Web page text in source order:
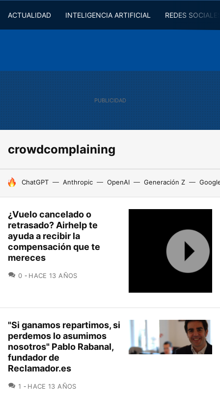
ACTUALIDAD INTELIGENCIA ARTIFICIAL REDES
crowdcomplaining
HOY SE HABLA DE
ChatGPT Anthropic OpenAI Generación Z
¿Vuelo cancelado o
retrasado? Airhelp te
ayuda a recibir la
compensación que te
mereces
0 COMENTARIOS
HACE 13 AÑOS
"Si ganamos repartimos, si
perdemos lo asumimos
nosotros" Pablo Rabanal,
fundador de
Reclamador.es
1 COMENTARIOS
HACE 13 AÑOS